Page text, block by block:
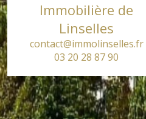
Immobilière de
Linselles
contact@immolinselles.fr
03 20 28 87 90